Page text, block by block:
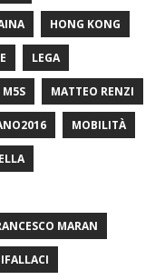
HONG KONG
LEGA
M5S MATTEO RENZI
MOBILITÀ
MARAN